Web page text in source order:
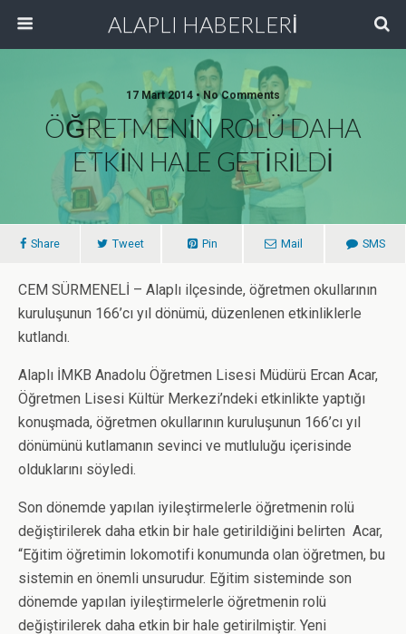
ALAPLI HABERLERİ
17 Mart 2014 • No Comments
ÖĞRETMENİN ROLÜ DAHA
ETKİN HALE GETİRİLDİ
Share Tweet Pin Mail SMS
CEM SÜRMENELİ – Alaplı ilçesinde, öğretmen okullarının
kuruluşunun 166’cı yıl dönümü, düzenlenen etkinliklerle
kutlandı.
Alaplı İMKB Anadolu Öğretmen Lisesi Müdürü Ercan Acar,
Öğretmen Lisesi Kültür Merkezi’ndeki etkinlikte yaptığı
konuşmada, öğretmen okullarının kuruluşunun 166’cı yıl
dönümünü kutlamanın sevinci ve mutluluğu içerisinde
olduklarını söyledi.
Son dönemde yapılan iyileştirmelerle öğretmenin rolü
değiştirilerek daha etkin bir hale getirildiğini belirten Acar,
“Eğitim öğretimin lokomotifi konumunda olan öğretmen, bu
sistemin en önemli unsurudur. Eğitim sisteminde son
dönemde yapılan iyileştirmelerle öğretmenin rolü
değiştirilerek daha etkin bir hale getirilmiştir. Yeni